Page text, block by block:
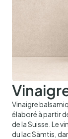
Vinaigre
élaboré à partir
de la Suisse. Le
du lac Sämtis,